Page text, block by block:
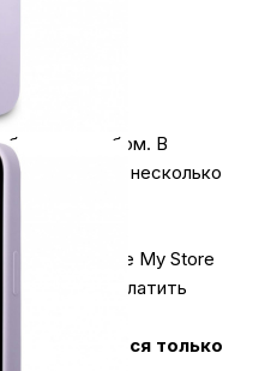
способом. В
доступно несколько
в магазине My Store
вы можете оплатить
принимается только